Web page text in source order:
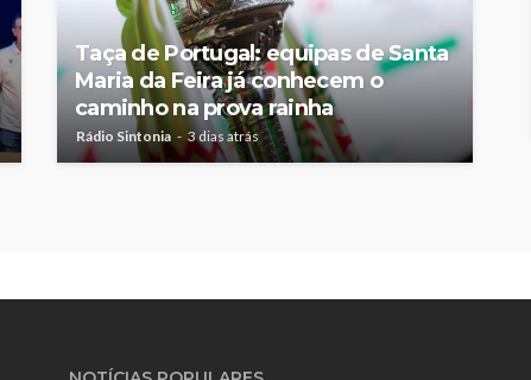
Taça de Portugal: equipas de Santa
Maria da Feira já conhecem o
caminho na prova rainha
Rádio Sintonia 3 dias atrás